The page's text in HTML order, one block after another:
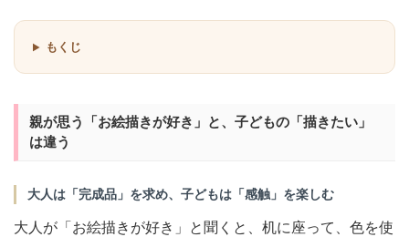
もくじ
親が思う「お絵描きが好き」と、子どもの「描きたい」
は違う
大人は「完成品」を求め、子どもは「感触」を楽しむ
大人が「お絵描きが好き」と聞くと、机に座って、色を使